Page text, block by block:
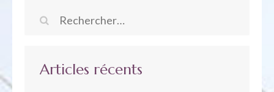
Rechercher :
Articles récents